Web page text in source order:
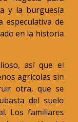
y la burguesía
especulativa de
en la historia
así que el
agrícolas sin
otra, que se
del suelo
Los familiares